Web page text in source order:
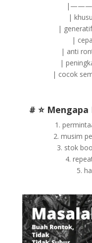
|
|
|
| anti
|
| cocok
# ⭐
1.
2. musim
3. stok
4.
5.